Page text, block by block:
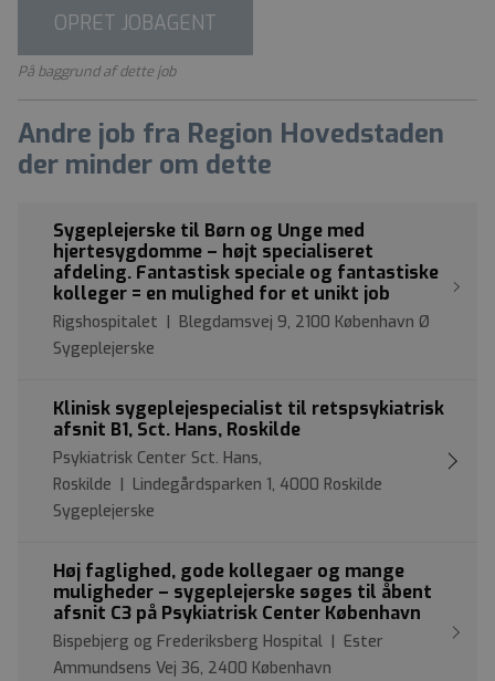
OPRET JOBAGENT
På baggrund af dette job
Andre job fra Region Hovedstaden
der minder om dette
Sygeplejerske til Børn og Unge med
hjertesygdomme – højt specialiseret
afdeling. Fantastisk speciale og fantastiske
kolleger = en mulighed for et unikt job
Rigshospitalet | Blegdamsvej 9, 2100 København Ø
Sygeplejerske
Klinisk sygeplejespecialist til retspsykiatrisk
afsnit B1, Sct. Hans, Roskilde
Psykiatrisk Center Sct. Hans,
Roskilde | Lindegårdsparken 1, 4000 Roskilde
Sygeplejerske
Høj faglighed, gode kollegaer og mange
muligheder – sygeplejerske søges til åbent
afsnit C3 på Psykiatrisk Center København
Bispebjerg og Frederiksberg Hospital | Ester
Ammundsens Vej 36, 2400 København